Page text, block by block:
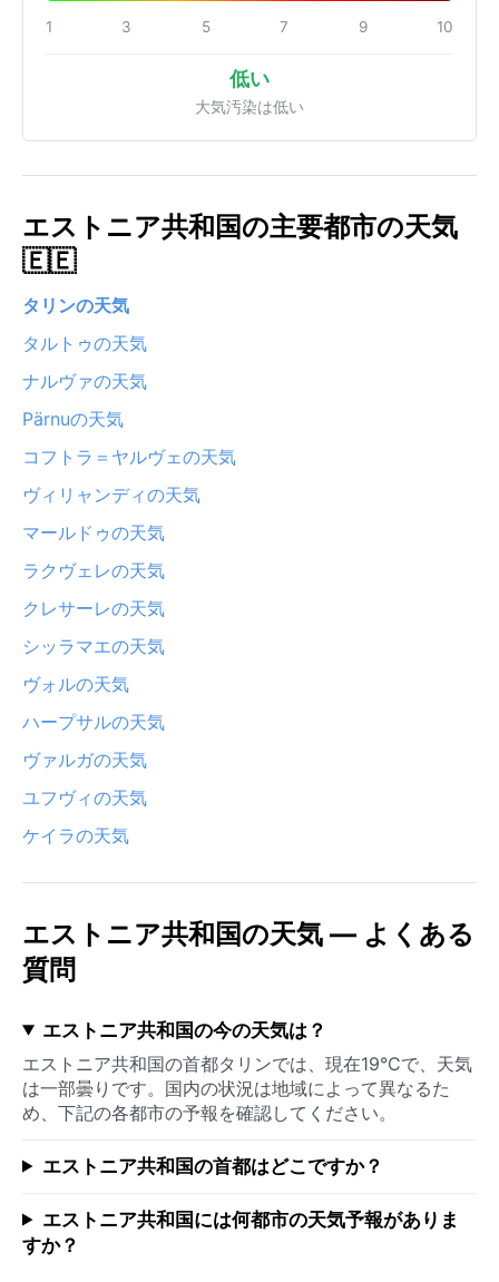
1 3 5 7 9 10
低い
大気汚染は低い
エストニア共和国の主要都市の天気
🇪🇪
タリンの天気
タルトゥの天気
ナルヴァの天気
Pärnuの天気
コフトラ＝ヤルヴェの天気
ヴィリャンディの天気
マールドゥの天気
ラクヴェレの天気
クレサーレの天気
シッラマエの天気
ヴォルの天気
ハープサルの天気
ヴァルガの天気
ユフヴィの天気
ケイラの天気
エストニア共和国の天気 — よくある
質問
エストニア共和国の今の天気は？
エストニア共和国の首都タリンでは、現在19°Cで、天気
は一部曇りです。国内の状況は地域によって異なるた
め、下記の各都市の予報を確認してください。
エストニア共和国の首都はどこですか？
エストニア共和国には何都市の天気予報がありま
すか？